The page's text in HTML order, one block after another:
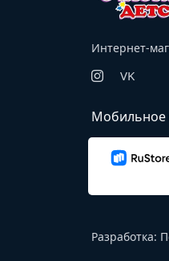
Интернет-
VK
Мобильное
Разработка: